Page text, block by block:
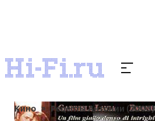
Кино Рецепты Антонии (2003)